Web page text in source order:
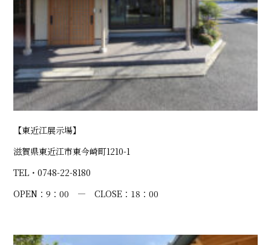
【東近江展示場】
滋賀県東近江市東今崎町1210-1
TEL・0748-22-8180
OPEN：9：00 ― CLOSE：18：00